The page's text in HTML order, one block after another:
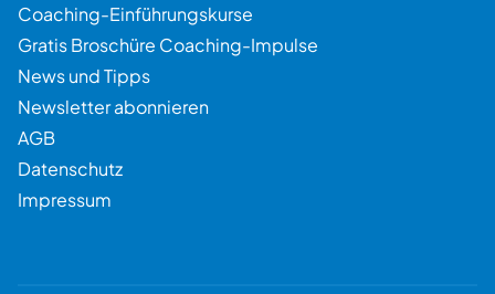
Coaching-Einführungskurse
Gratis Broschüre Coaching-Impulse
News und Tipps
Newsletter abonnieren
AGB
Datenschutz
Impressum